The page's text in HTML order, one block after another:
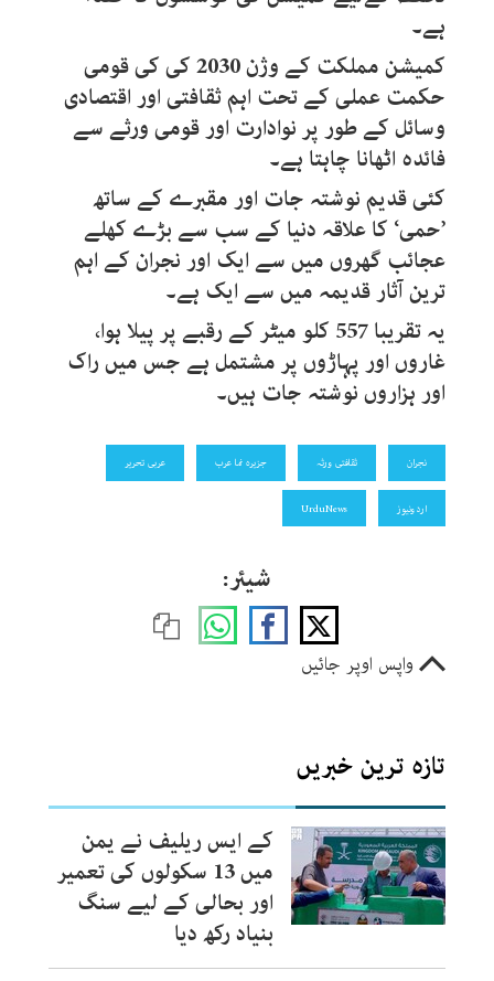
ہے۔
کمیشن مملکت کے وژن 2030 کی کی قومی
حکمت عملی کے تحت اہم ثقافتی اور اقتصادی
وسائل کے طور پر نوادارت اور قومی ورثے سے
فائدہ اٹھانا چاہتا ہے۔
کئی قدیم نوشتہ جات اور مقبرے کے ساتھ
’حمی‘ کا علاقہ دنیا کے سب سے بڑے کھلے
عجائب گھروں میں سے ایک اور نجران کے اہم
ترین آثار قدیمہ میں سے ایک ہے۔
یہ تقریبا 557 کلو میٹر کے رقبے پر پیلا ہوا،
غاروں اور پہاڑوں پر مشتمل ہے جس میں راک
اور ہزاروں نوشتہ جات ہیں۔
نجران ثقافتی ورثہ جزیرہ نما عرب عربی تحریر
اردونیوز UrduNews
شیئر:
واپس اوپر جائیں
تازہ ترین خبریں
کے ایس ریلیف نے یمن
میں 13 سکولوں کی تعمیر
اور بحالی کے لیے سنگ
بنیاد رکھ دیا